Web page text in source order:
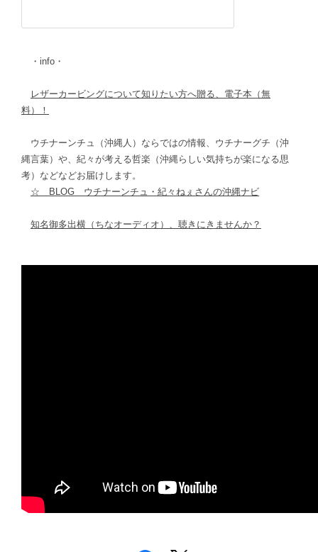
・info・
レザーカービングについて知りたい方へ贈る、電子本（無
料）！
ウチナーンチュ（沖縄人）ならではの情報、ウチナーグチ（沖
縄言葉）や、紀々が考える哲楽（沖縄らしい気持ちが楽になる思
考）などなどお届けします。
☆ BLOG ウチナーンチュ・紀々ねぇさんの沖縄ナビ
知名御多出横（ちなオーディオ）、聴きにきませんか？